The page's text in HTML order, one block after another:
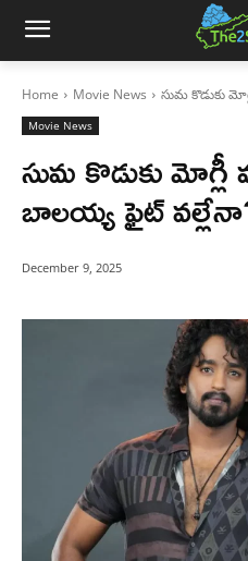
Home Movie News సుమ కొడుకు
Movie News
సుమ కొడుకు
బాలయ్య ఫైట్
December 9, 2025